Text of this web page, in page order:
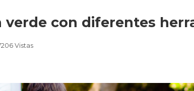
verde con diferentes
Vistas